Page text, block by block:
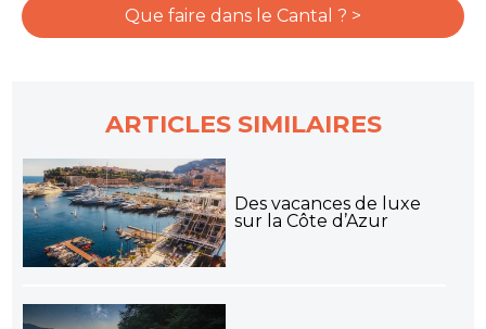
Que faire dans le Cantal ? >
ARTICLES SIMILAIRES
Des vacances de luxe
sur la Côte d’Azur